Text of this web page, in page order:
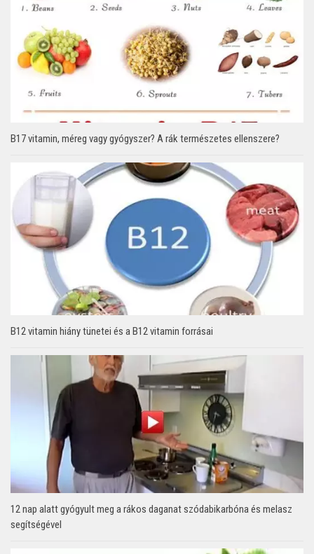
B17 vitamin, méreg vagy gyógyszer? A rák természetes ellenszere?
B12 vitamin hiány tünetei és a B12 vitamin forrásai
12 nap alatt gyógyult meg a rákos daganat szódabikarbóna és melasz
segítségével